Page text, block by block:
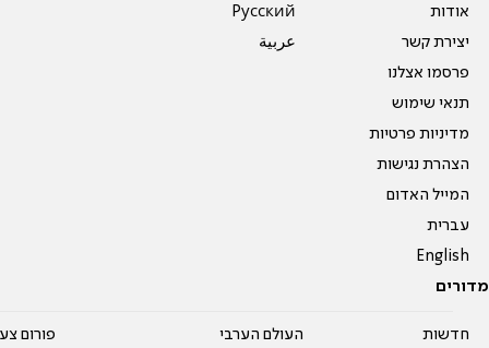
אודות
יצירת קשר
פרסמו אצלנו
תנאי שימוש
מדיניות פרטיות
הצהרת נגישות
המייל האדום
עברית
English
Pусский
عربية
מדורים
חדשות העולם הערבי פורום